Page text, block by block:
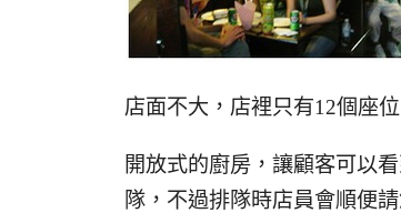
店面不大，店裡只有12個座
開放式的廚房，讓顧客可以
隊，不過排隊時店員會順便請